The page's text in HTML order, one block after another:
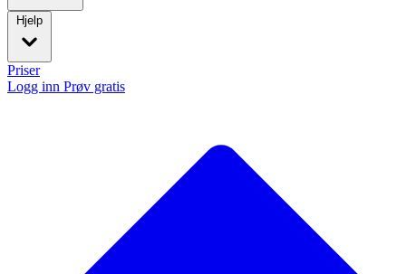
Hjelp
Priser
Logg inn Prøv gratis